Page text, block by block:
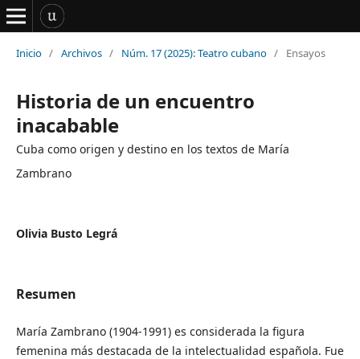
Inicio / Archivos / Núm. 17 (2025): Teatro cubano / Ensayos
Historia de un encuentro
inacabable
Cuba como origen y destino en los textos de María
Zambrano
Olivia Busto Legrá
Resumen
María Zambrano (1904-1991) es considerada la figura
femenina más destacada de la intelectualidad española. Fue